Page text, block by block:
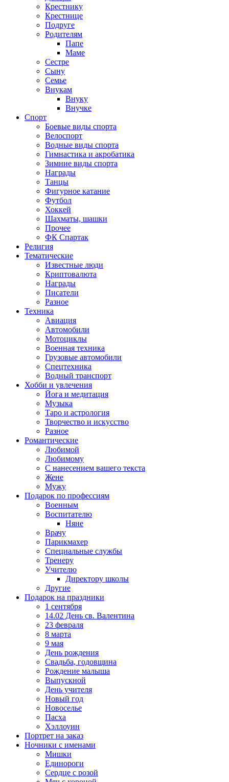
Крестнику
Крестнице
Подруге
Родителям
Папе
Маме
Сестре
Сыну
Семье
Внукам
Внуку
Внучке
Спорт
Боевые виды спорта
Велоспорт
Водные виды спорта
Гимнастика и акробатика
Зимние виды спорта
Награды
Танцы
Фигурное катание
Футбол
Хоккей
Шахматы, шашки
Прочее
ФК Спартак
Религия
Тематические
Известные люди
Криптовалюта
Награды
Писатели
Разное
Техника
Авиация
Автомобили
Мотоциклы
Военная техника
Грузовые автомобили
Спецтехника
Водный транспорт
Хобби и увлечения
Йога и медитация
Музыка
Таро и астрология
Творчество и искусство
Разное
Романтические
Любимой
Любимому
С нанесением вашего текста
Жене
Мужу
Подарок по профессиям
Военным
Воспитателю
Няне
Врачу
Парикмахер
Специальные службы
Тренеру
Учителю
Директору школы
Другие
Подарок на праздники
1 сентября
14.02 День св. Валентина
23 февраля
8 марта
9 мая
День рождения
Свадьба, годовщина
Рождение малыша
Выпускной
День учителя
Новый год
Новоселье
Пасха
Хэллоуин
Портрет на заказ
Ночники с именами
Мишки
Единороги
Сердце с розой